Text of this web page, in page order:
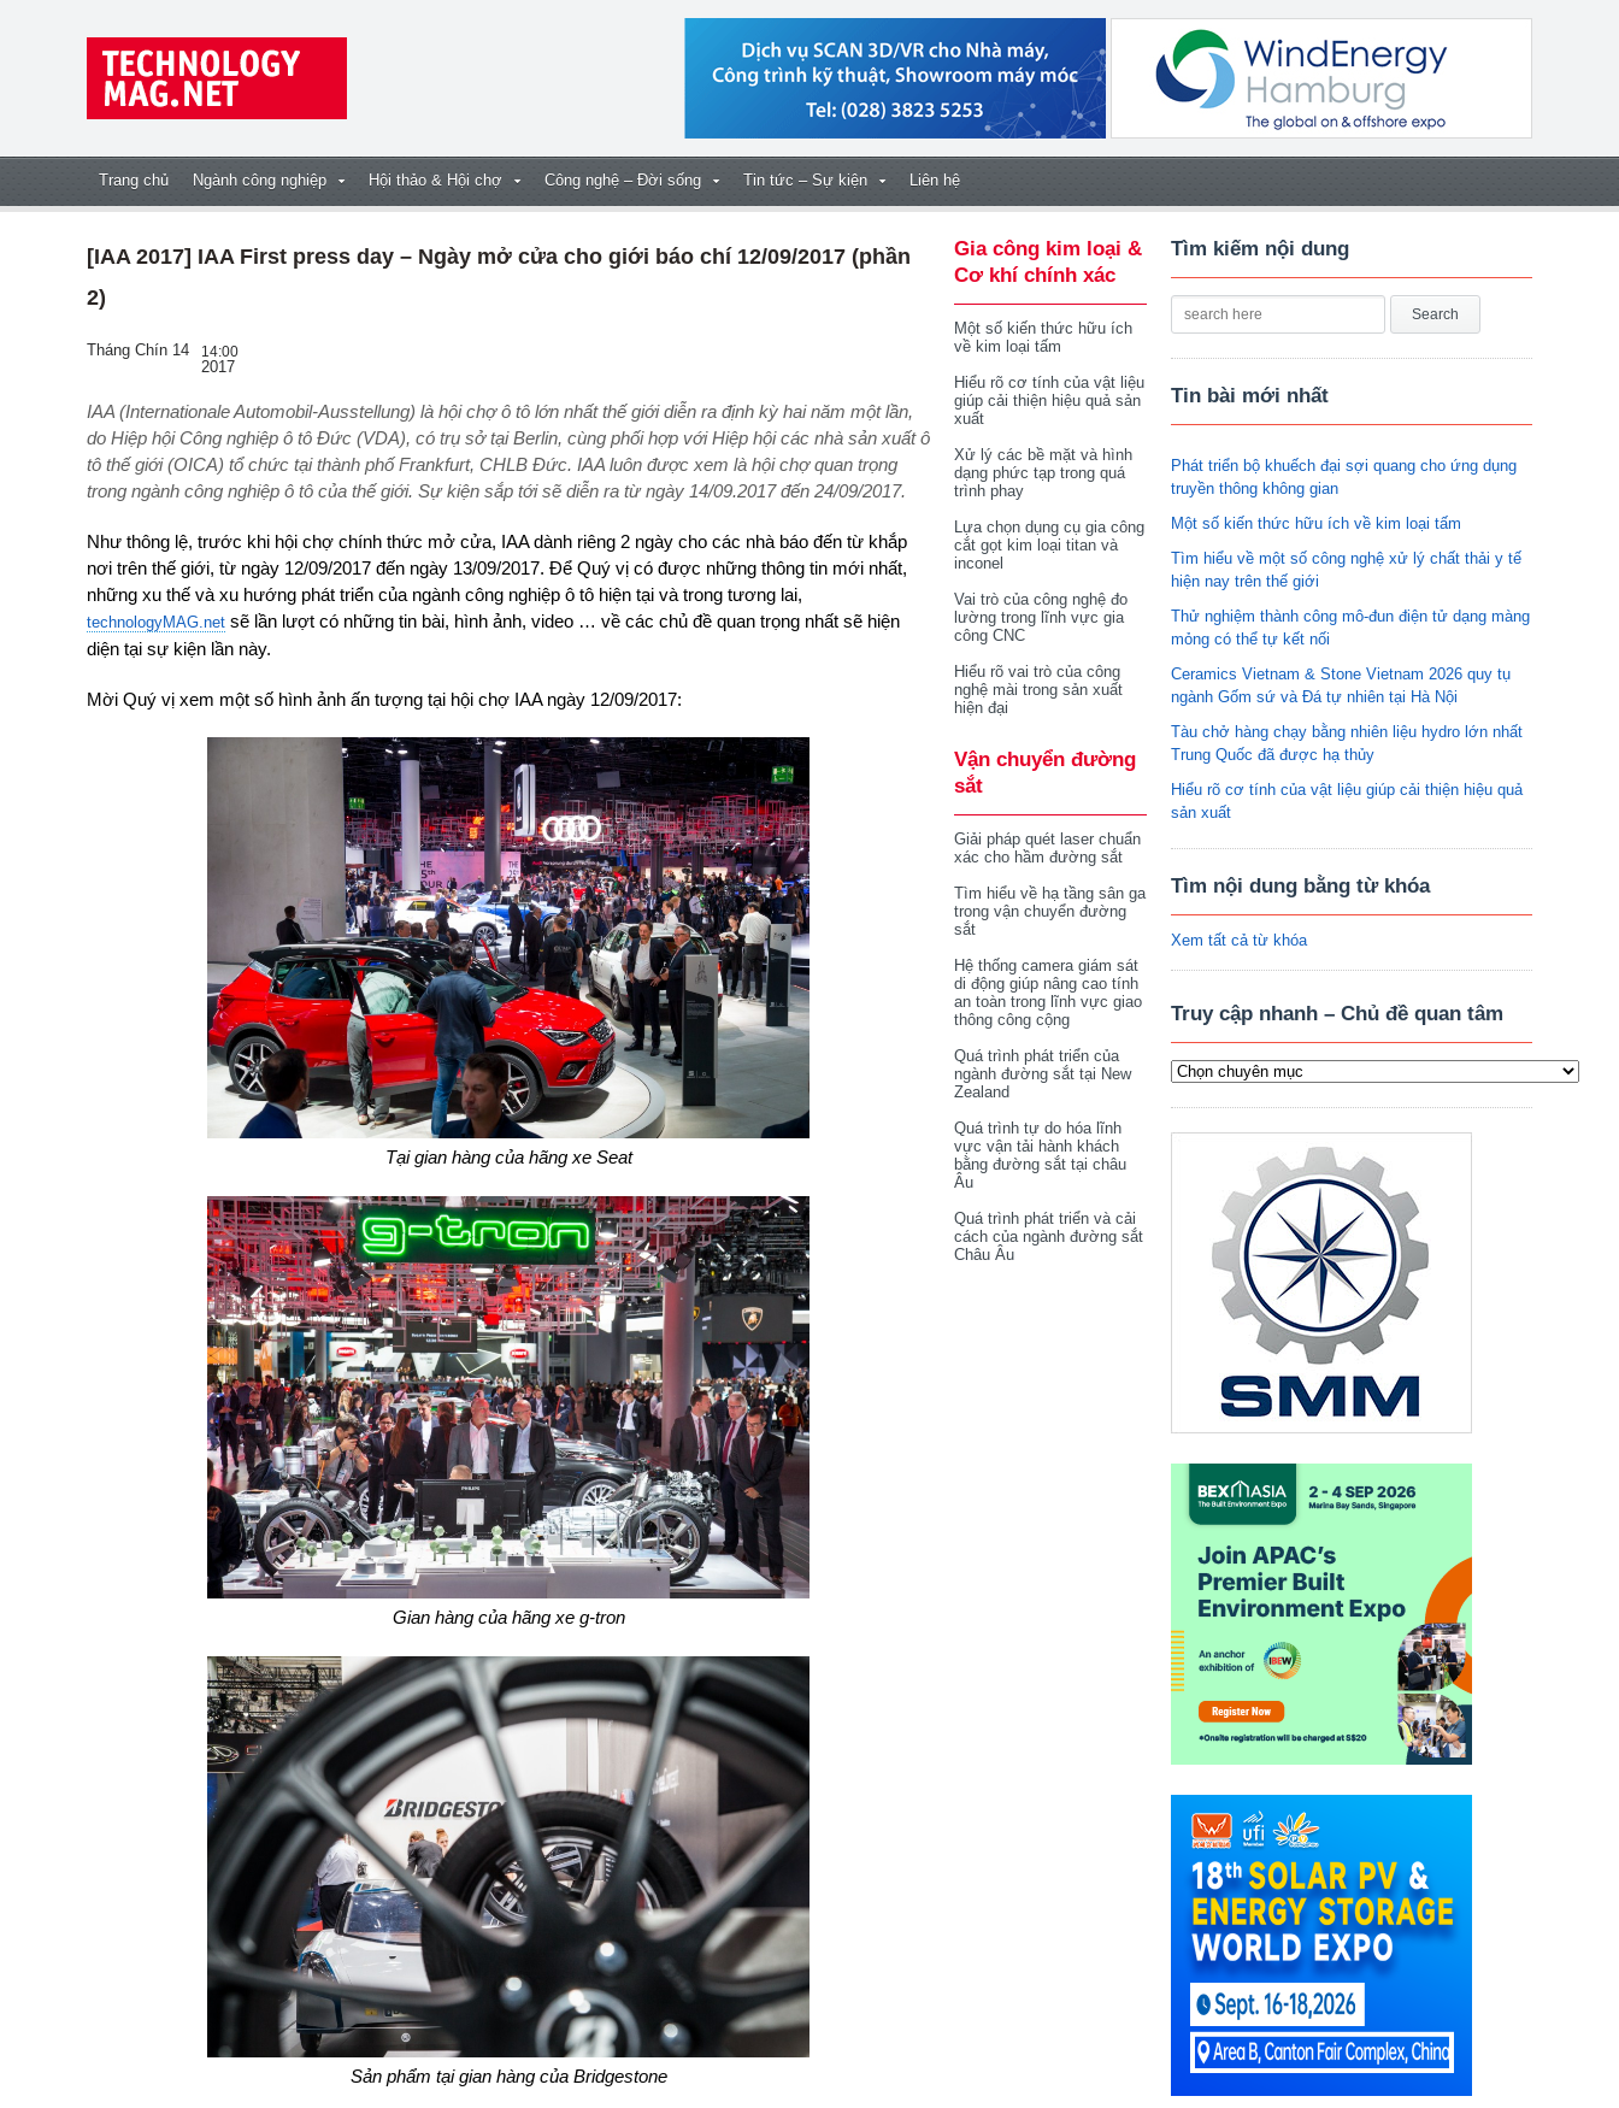
Trang chủ Ngành công nghiệp Hội thảo & Hội chợ Công nghệ – Đời sống Tin tức – Sự kiện Liên hệ
[IAA 2017] IAA First press day – Ngày mở cửa cho giới báo chí 12/09/2017 (phần
2)
Tháng Chín 14 14:00
2017
IAA (Internationale Automobil-Ausstellung) là hội chợ ô tô lớn nhất thế giới diễn ra định kỳ hai năm một lần,
do Hiệp hội Công nghiệp ô tô Đức (VDA), có trụ sở tại Berlin, cùng phối hợp với Hiệp hội các nhà sản xuất ô
tô thế giới (OICA) tổ chức tại thành phố Frankfurt, CHLB Đức. IAA luôn được xem là hội chợ quan trọng
trong ngành công nghiệp ô tô của thế giới. Sự kiện sắp tới sẽ diễn ra từ ngày 14/09.2017 đến 24/09/2017.
Như thông lệ, trước khi hội chợ chính thức mở cửa, IAA dành riêng 2 ngày cho các nhà báo đến từ khắp
nơi trên thế giới, từ ngày 12/09/2017 đến ngày 13/09/2017. Để Quý vị có được những thông tin mới nhất,
những xu thế và xu hướng phát triển của ngành công nghiệp ô tô hiện tại và trong tương lai,
technologyMAG.net sẽ lần lượt có những tin bài, hình ảnh, video … về các chủ đề quan trọng nhất sẽ hiện
diện tại sự kiện lần này.
Mời Quý vị xem một số hình ảnh ấn tượng tại hội chợ IAA ngày 12/09/2017:
Tạigian hàng của hãng xe Seat
Gian hàng của hãng xe g-tron
Sản phẩm tại gian hàng của Bridgestone
Gia công kim loại &
Cơ khí chính xác
Một số kiến thức hữu ích
về kim loại tấm
Hiểu rõ cơ tính của vật liệu
giúp cải thiện hiệu quả sản
xuất
Xử lý các bề mặt và hình
dạng phức tạp trong quá
trình phay
Lựa chọn dụng cụ gia công
cắt gọt kim loại titan và
inconel
Vai trò của công nghệ đo
lường trong lĩnh vực gia
công CNC
Hiểu rõ vai trò của công
nghệ mài trong sản xuất
hiện đại
Vận chuyển đường
sắt
Giải pháp quét laser chuẩn
xác cho hầm đường sắt
Tìm hiểu về hạ tầng sân ga
trong vận chuyển đường
sắt
Hệ thống camera giám sát
di động giúp nâng cao tính
an toàn trong lĩnh vực giao
thông công cộng
Quá trình phát triển của
ngành đường sắt tại New
Zealand
Quá trình tự do hóa lĩnh
vực vận tải hành khách
bằng đường sắt tại châu
Âu
Quá trình phát triển và cải
cách của ngành đường sắt
Châu Âu
Tìm kiếm nội dung
Tin bài mới nhất
Phát triển bộ khuếch đại sợi quang cho ứng dụng
truyền thông không gian
Một số kiến thức hữu ích về kim loại tấm
Tìm hiểu về một số công nghệ xử lý chất thải y tế
hiện nay trên thế giới
Thử nghiệm thành công mô-đun điện tử dạng màng
mỏng có thể tự kết nối
Ceramics Vietnam & Stone Vietnam 2026 quy tụ
ngành Gốm sứ và Đá tự nhiên tại Hà Nội
Tàu chở hàng chạy bằng nhiên liệu hydro lớn nhất
Trung Quốc đã được hạ thủy
Hiểu rõ cơ tính của vật liệu giúp cải thiện hiệu quả
sản xuất
Tìm nội dung bằng từ khóa
Xem tất cả từ khóa
Truy cập nhanh – Chủ đề quan tâm